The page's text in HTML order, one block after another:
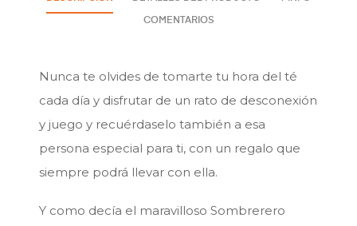
COMENTARIOS
Nunca te olvides de tomarte tu hora del té
cada día y disfrutar de un rato de desconexión
y juego y recuérdaselo también a esa
persona especial para ti, con un regalo que
siempre podrá llevar con ella.
Y como decía el maravilloso Sombrerero